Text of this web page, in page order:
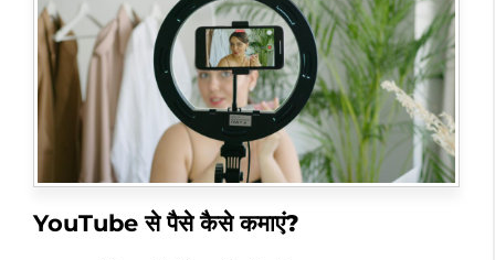
YouTube से पैसे कैसे कमाएं?